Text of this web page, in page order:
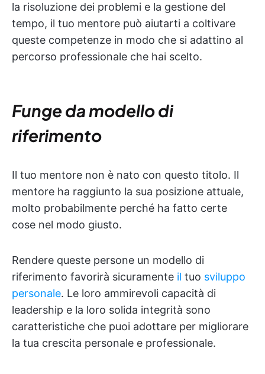
la risoluzione dei problemi e la gestione del
tempo, il tuo mentore può aiutarti a coltivare
queste competenze in modo che si adattino al
percorso professionale che hai scelto.
Funge da modello di
riferimento
Il tuo mentore non è nato con questo titolo. Il
mentore ha raggiunto la sua posizione attuale,
molto probabilmente perché ha fatto certe
cose nel modo giusto.
Rendere queste persone un modello di
riferimento favorirà sicuramente il tuo sviluppo
personale. Le loro ammirevoli capacità di
leadership e la loro solida integrità sono
caratteristiche che puoi adottare per migliorare
la tua crescita personale e professionale.